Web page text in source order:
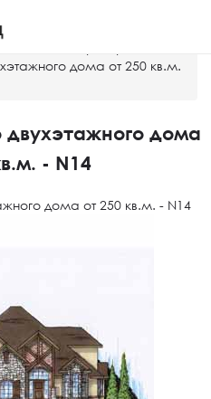
дома от 250 кв.м.
двухэтажного дома
- N14